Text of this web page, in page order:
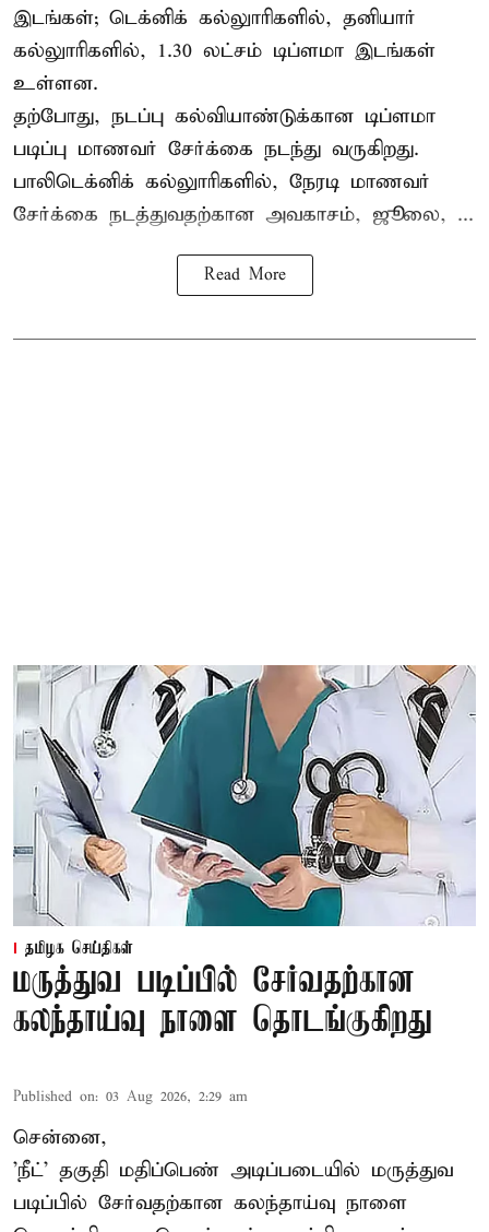
இடங்கள்; டெக்னிக் கல்லுாரிகளில், தனியார்
கல்லுாரிகளில், 1.30 லட்சம் டிப்ளமா இடங்கள்
உள்ளன.
தற்போது, நடப்பு கல்வியாண்டுக்கான டிப்ளமா
படிப்பு மாணவர் சேர்க்கை நடந்து வருகிறது.
பாலிடெக்னிக் கல்லுாரிகளில், நேரடி மாணவர்
சேர்க்கை நடத்துவதற்கான அவகாசம், ஜூலை, ...
Read More
தமிழக செய்திகள்
மருத்துவ படிப்பில் சேர்வதற்கான
கலந்தாய்வு நாளை தொடங்குகிறது
Published on: 03 Aug 2026, 2:29 am
சென்னை,
'நீட்' தகுதி மதிப்பெண் அடிப்படையில் மருத்துவ
படிப்பில் சேர்வதற்கான கலந்தாய்வு நாளை